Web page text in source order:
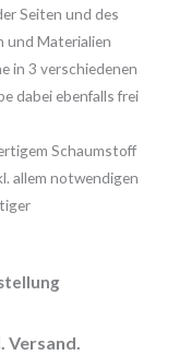
Seiten und des
und Materialien
in 3 verschiedenen
dabei ebenfalls frei
Schaumstoff
allem notwendigen
Versand.